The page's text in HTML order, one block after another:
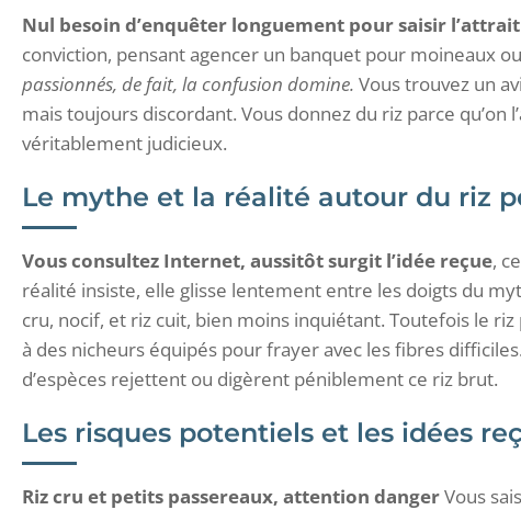
Nul besoin d’enquêter longuement pour saisir
conviction, pensant agencer un banquet pour moineaux
passionnés, de fait, la confusion domine. Vous trouvez un
mais toujours discordant. Vous donnez du riz parce qu’on
véritablement judicieux.
Le mythe et la réalité autour du riz
Vous consultez Internet, aussitôt surgit l’idée reçue,
réalité insiste, elle glisse lentement entre les doigts du
cru, nocif, et riz cuit, bien moins inquiétant. Toutefois le
à des nicheurs équipés pour frayer avec les fibres
d’espèces rejettent ou digèrent péniblement ce riz brut.
Les risques potentiels et les idées
Riz cru et petits passereaux, attention dangerVous